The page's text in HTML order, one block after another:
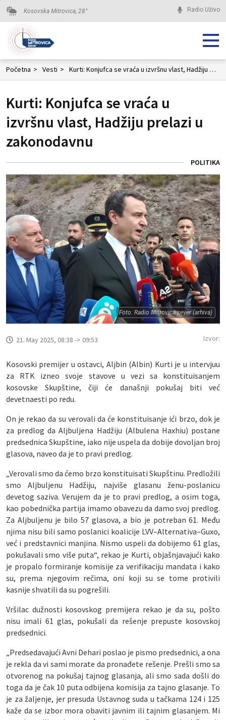
Kosovska Mitrovica, 28° Radio Uživo
Početna > Vesti > Kurti: Konjufca se vraća u izvršnu vlast, Hadžiju prelazi u zakonodavnu
Kurti: Konjufca se vraća u
izvršnu vlast, Hadžiju prelazi u
zakonodavnu
POLITIKA
Foto: Radio Mitrovica sever (arhiva)
21. May 2025, 08:38 -> 09:53 Izvor:
Kosovski premijer u ostavci, Aljbin (Albin) Kurti je u intervjuu
za RTK izneo svoje stavove u vezi sa konstituisanjem
kosovske Skupštine, čiji će današnji pokušaj biti već
devetnaesti po redu.
On je rekao da su verovali da će konstituisanje ići brzo, dok je
za predlog da Aljbuljena Hadžiju (Albulena Haxhiu) postane
predsednica Skupštine, iako nije uspela da dobije dovoljan broj
glasova, naveo da je to pravi predlog.
„Verovali smo da ćemo brzo konstituisati Skupštinu. Predložili
smo Aljbuljenu Hadžiju, najviše glasanu ženu-poslanicu
devetog saziva. Verujem da je to pravi predlog, a osim toga,
kao pobednička partija imamo obavezu da damo svoj predlog.
Za Aljbuljenu je bilo 57 glasova, a bio je potreban 61. Među
njima nisu bili samo poslanici koalicije LVV–Alternativa–Guxo,
već i predstavnici manjina. Nismo uspeli da dobijemo 61 glas,
pokušavali smo više puta“, rekao je Kurti, objašnjavajući kako
je propalo formiranje komisije za verifikaciju mandata i kako
su, prema njegovim rečima, oni koji su se tome protivili
kasnije shvatili da su pogrešili.
Vršilac dužnosti kosovskog premijera rekao je da su, pošto
nisu imali 61 glas, pokušali da rešenje prepuste kosovskoj
predsednici.
„Predsedavajući Avni Dehari poslao je pismo predsednici, a ona
je rekla da vi sami morate da pronađete rešenje. Prešli smo sa
otvorenog na pokušaj tajnog glasanja, ali smo sada došli do
toga da je čak 10 puta odbijena komisija za tajno glasanje. To
je za žaljenje, jer presuda Ustavnog suda u tačkama 124 i 125
kaže da se izbor mora obaviti javnim ili tajnim glasanjem. Mi